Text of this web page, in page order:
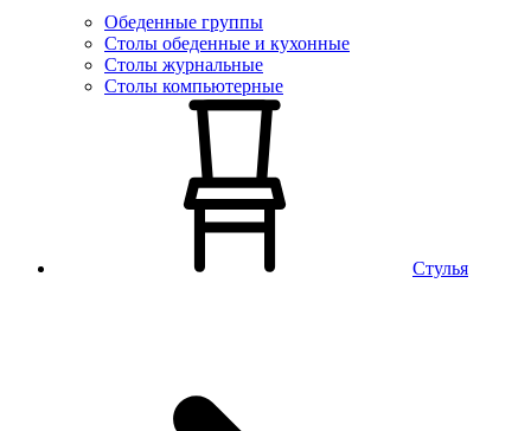
Обеденные группы
Столы обеденные и кухонные
Столы журнальные
Столы компьютерные
Стулья